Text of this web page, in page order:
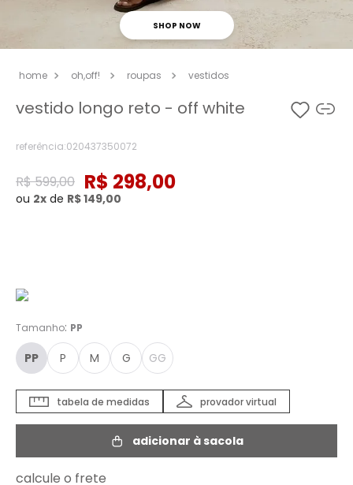
SHOP NOW
oh,off! roupas vestidos
vestido longo reto - off white
referência:020437350072
R$599,00 R$ 298,00
ou 2 de R$149,00
Tamanho: PP
PP P M G GG
provador virtual
tabela de medidas
adicionar à sacola
calcule o frete